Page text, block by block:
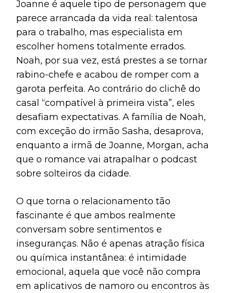
Joanne é aquele tipo de personagem que
parece arrancada da vida real: talentosa
para o trabalho, mas especialista em
escolher homens totalmente errados.
Noah, por sua vez, está prestes a se tornar
rabino-chefe e acabou de romper com a
garota perfeita. Ao contrário do clichê do
casal “compatível à primeira vista”, eles
desafiam expectativas. A família de Noah,
com exceção do irmão Sasha, desaprova,
enquanto a irmã de Joanne, Morgan, acha
que o romance vai atrapalhar o podcast
sobre solteiros da cidade.
O que torna o relacionamento tão
fascinante é que ambos realmente
conversam sobre sentimentos e
inseguranças. Não é apenas atração física
ou química instantânea: é intimidade
emocional, aquela que você não compra
em aplicativos de namoro ou encontros às